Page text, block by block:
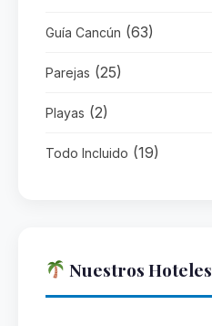
Guía Cancún (63)
Parejas (25)
Playas (2)
Todo Incluido (19)
Nuestros Hoteles